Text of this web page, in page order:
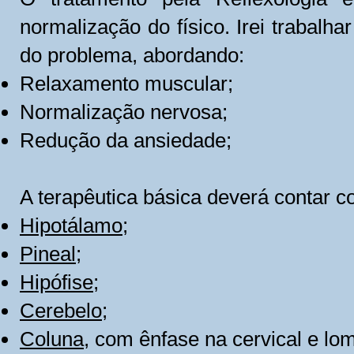
normalização do físico. Irei
do problema, abordando:
Relaxamento muscular;
Normalização nervosa;
Redução da ansiedade;
A terapêutica básica deverá contar
Hipotálamo;
Pineal;
Hipófise;
Cerebelo;
Coluna, com ênfase na cervical e